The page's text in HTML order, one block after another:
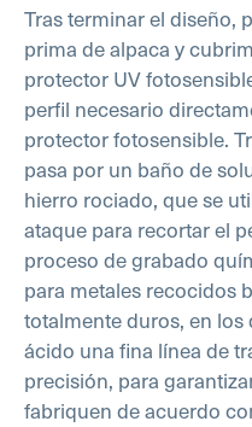
Tras terminar el diseño,
prima de alpaca y
protector UV
perfil necesario
protector fotosensible.
pasa por un baño de
hierro rociado, que se
ataque para recortar el
proceso de grabado
para metales recocidos
totalmente duros, en
ácido una fina línea de
precisión, para
fabriquen de acuerdo